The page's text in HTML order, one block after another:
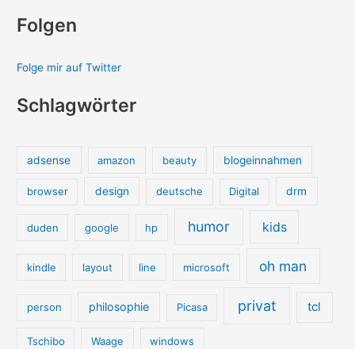
Folgen
Folge mir auf Twitter
Schlagwörter
adsense amazon beauty blogeinnahmen
browser design deutsche Digital drm
duden google hp humor kids
kindle layout line microsoft oh man
person philosophie Picasa privat tcl
Tschibo Waage windows